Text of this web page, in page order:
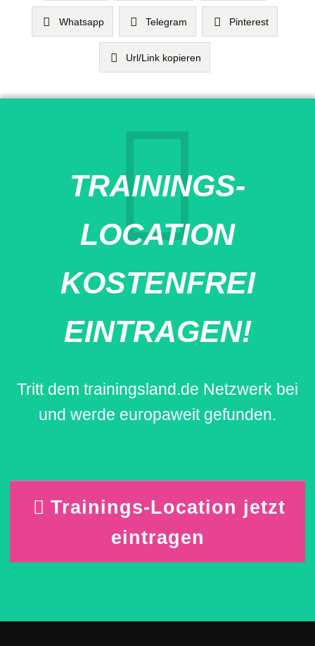
Whatsapp Telegram Pinterest
Url/Link kopieren
TRAININGS-
LOCATION
KOSTENFREI
EINTRAGEN!
Tritt dem trainingsland.de Netzwerk bei
und werde europaweit gefunden.
Trainings-Location jetzt
eintragen